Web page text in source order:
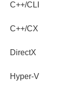
C++/CLI
C++/CX
DirectX
Hyper-V